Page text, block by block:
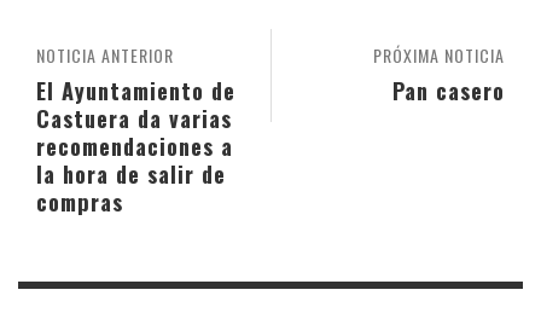
PRÓXIMA NOTICIA
Pan casero
NOTICIA ANTERIOR
El Ayuntamiento de
Castuera da varias
recomendaciones a
la hora de salir de
compras